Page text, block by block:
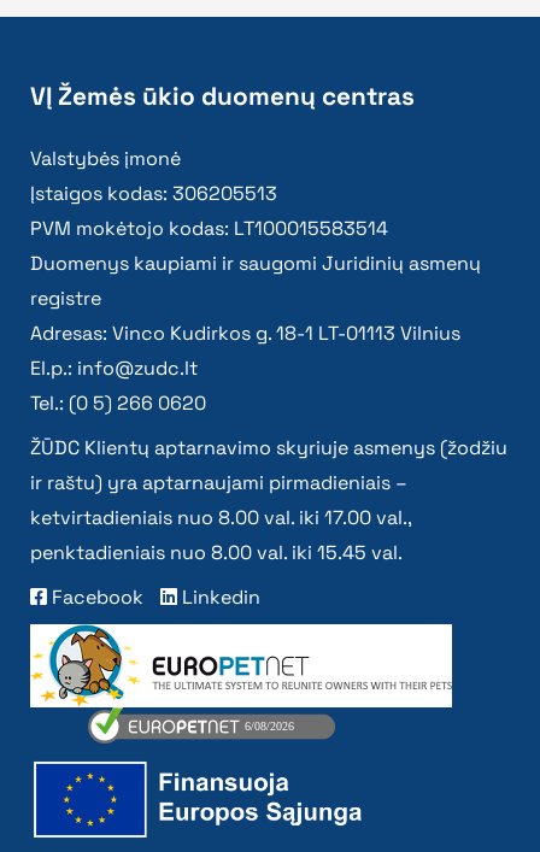
VĮ Žemės ūkio duomenų centras
Valstybės įmonė
Įstaigos kodas: 306205513
PVM mokėtojo kodas: LT100015583514
Duomenys kaupiami ir saugomi Juridinių asmenų
registre
Adresas: Vinco Kudirkos g. 18-1 LT-01113 Vilnius
El.p.: info@zudc.lt
Tel.: (0 5) 266 0620
ŽŪDC Klientų aptarnavimo skyriuje asmenys (žodžiu
ir raštu) yra aptarnaujami pirmadieniais –
ketvirtadieniais nuo 8.00 val. iki 17.00 val.,
penktadieniais nuo 8.00 val. iki 15.45 val.
Facebook
Linkedin